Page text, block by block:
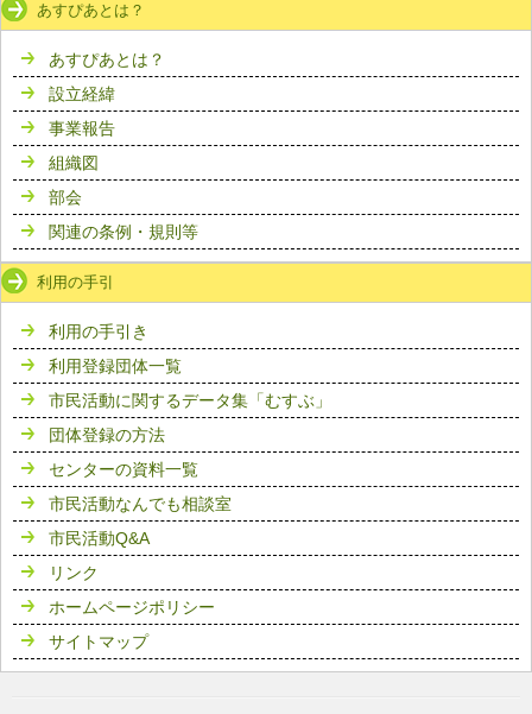
あすぴあとは？
あすぴあとは？
設立経緯
事業報告
組織図
部会
関連の条例・規則等
利用の手引
利用の手引き
利用登録団体一覧
市民活動に関するデータ集「むすぶ」
団体登録の方法
センターの資料一覧
市民活動なんでも相談室
市民活動Q&A
リンク
ホームページポリシー
サイトマップ